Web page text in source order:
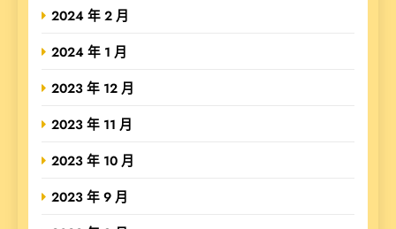
2024 年 2 月
2024 年 1 月
2023 年 12 月
2023 年 11 月
2023 年 10 月
2023 年 9 月